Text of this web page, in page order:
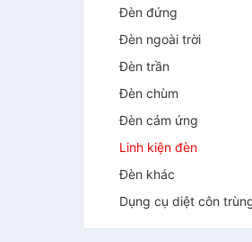
Đèn đứng
Đèn ngoài trời
Đèn trần
Đèn chùm
Đèn cảm ứng
Linh kiện đèn
Đèn khác
Dụng cụ diệt côn